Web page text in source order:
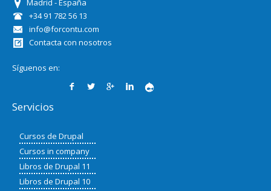
+34 91 782 56 13
info@forcontu.com
Contacta con nosotros
Síguenos en:
Servicios
Cursos de Drupal
Cursos in company
Libros de Drupal 11
Libros de Drupal 10